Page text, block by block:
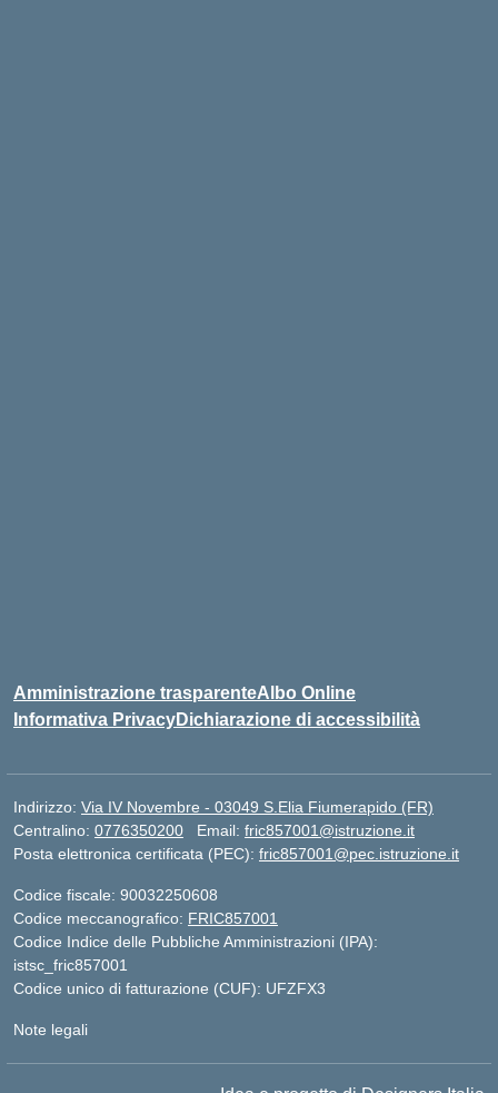
Amministrazione trasparenteAlbo Online
Informativa PrivacyDichiarazione di accessibilità
Indirizzo: Via IV Novembre - 03049 S.Elia Fiumerapido (FR)
Centralino: 0776350200 Email: fric857001@istruzione.it
Posta elettronica certificata (PEC): fric857001@pec.istruzione.it
Codice fiscale: 90032250608
Codice meccanografico: FRIC857001
Codice Indice delle Pubbliche Amministrazioni (IPA):
istsc_fric857001
Codice unico di fatturazione (CUF): UFZFX3
Note legali